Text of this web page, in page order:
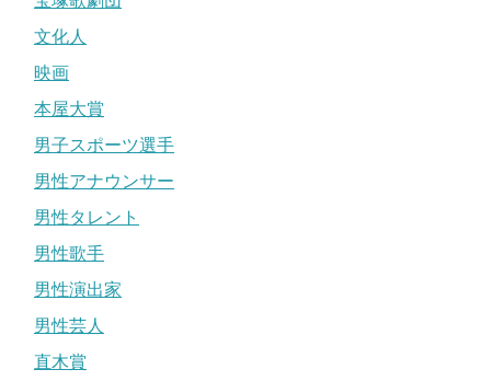
文化人
映画
本屋大賞
男子スポーツ選手
男性アナウンサー
男性タレント
男性歌手
男性演出家
男性芸人
直木賞